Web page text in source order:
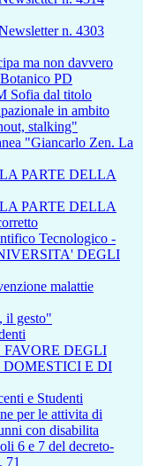
n. 4303
ma non davvero
PD
Sofia dal titolo
in ambito
stalking"
"Giancarlo Zen. La
PARTE DELLA
PARTE DELLA
Tecnologico -
DEGLI
malattie
il gesto"
DEGLI
E DI
e Studenti
per le attivita di
con disabilita
6 e 7 del decreto-
71